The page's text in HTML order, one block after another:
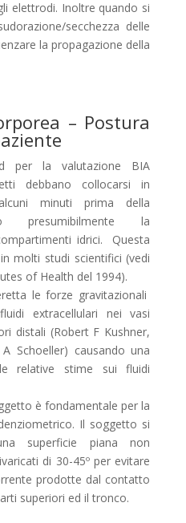
elettrodi. Inoltre quando si
secchezza delle
la propagazione della
– Postura
per la valutazione BIA
debbano collocarsi in
minuti prima della
presumibilmente la
idrici. Questa
molti studi scientifici (vedi
of Health del 1994).
le forze gravitazionali
extracellulari nei vasi
distali (Robert F Kushner,
Schoeller) causando una
relative stime sui fluidi
è fondamentale per la
Il soggetto si
superficie piana non
di 30-45º per evitare
prodotte dal contatto
superiori ed il tronco.